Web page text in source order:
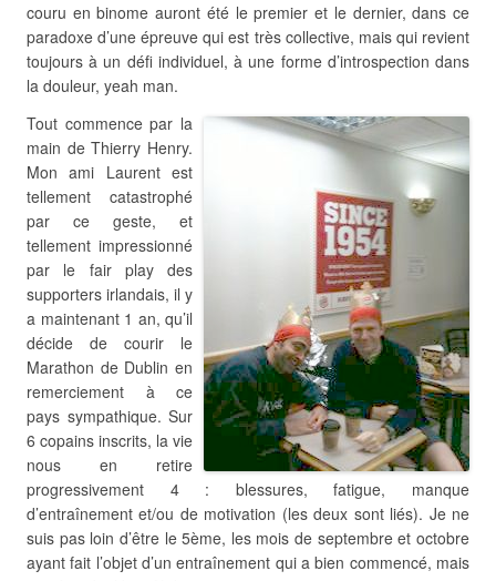
couru en binome auront été le premier et le dernier, dans ce
paradoxe d’une épreuve qui est très collective, mais qui revient
toujours à un défi individuel, à une forme d’introspection dans
la douleur, yeah man.
Tout commence par la
main de Thierry Henry.
Mon ami Laurent est
tellement catastrophé
par ce geste, et
tellement impressionné
par le fair play des
supporters irlandais, il y
a maintenant 1 an, qu’il
décide de courir le
Marathon de Dublin en
remerciement à ce
pays sympathique. Sur
6 copains inscrits, la vie
nous en retire
progressivement 4 : blessures, fatigue, manque
d’entraînement et/ou de motivation (les deux sont liés). Je ne
suis pas loin d’être le 5ème, les mois de septembre et octobre
ayant fait l’objet d’un entraînement qui a bien commencé, mais